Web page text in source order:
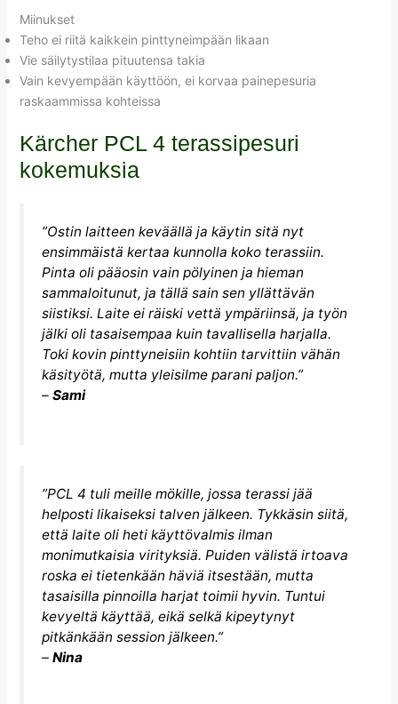
Miinukset
Teho ei riitä kaikkein pinttyneimpään likaan
Vie säilytystilaa pituutensa takia
Vain kevyempään käyttöön, ei korvaa painepesuria
raskaammissa kohteissa
Kärcher PCL 4 terassipesuri
kokemuksia
”Ostin laitteen keväällä ja käytin sitä nyt
ensimmäistä kertaa kunnolla koko terassiin.
Pinta oli pääosin vain pölyinen ja hieman
sammaloitunut, ja tällä sain sen yllättävän
siistiksi. Laite ei räiski vettä ympäriinsä, ja työn
jälki oli tasaisempaa kuin tavallisella harjalla.
Toki kovin pinttyneisiin kohtiin tarvittiin vähän
käsityötä, mutta yleisilme parani paljon.”
– Sami
”PCL 4 tuli meille mökille, jossa terassi jää
helposti likaiseksi talven jälkeen. Tykkäsin siitä,
että laite oli heti käyttövalmis ilman
monimutkaisia virityksiä. Puiden välistä irtoava
roska ei tietenkään häviä itsestään, mutta
tasaisilla pinnoilla harjat toimii hyvin. Tuntui
kevyeltä käyttää, eikä selkä kipeytynyt
pitkänkään session jälkeen.”
– Nina